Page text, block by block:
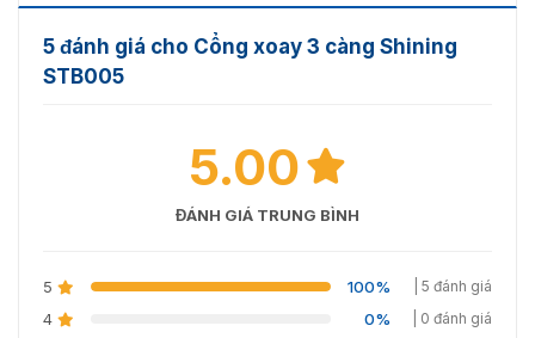
5 đánh giá cho Cổng xoay 3 càng Shining
STB005
5.00
ĐÁNH GIÁ TRUNG BÌNH
5 100% | 5 đánh giá
4 0% | 0 đánh giá